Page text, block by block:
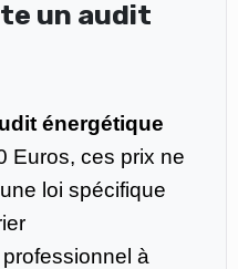
un audit
énergétique
Euros, ces prix ne
loi spécifique
à